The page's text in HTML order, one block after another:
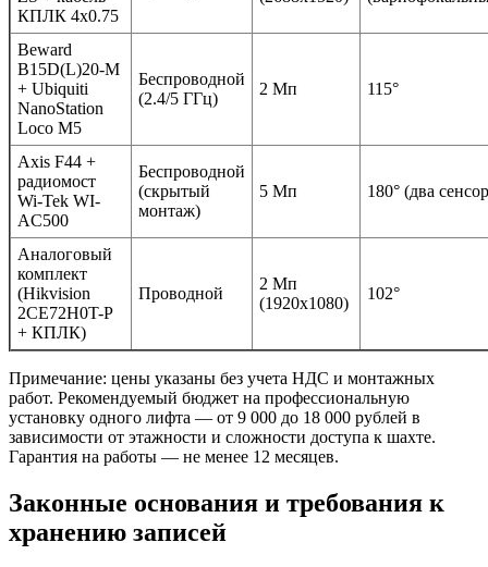
КПЛК 4х0.75
Beward
B15D(L)20-M
+ Ubiquiti
NanoStation
Loco M5
Беспроводной
(2.4/5 ГГц)
2 Мп 115°
Axis F44 +
радиомост
Wi-Tek WI-
AC500
Беспроводной
(скрытый
монтаж)
5 Мп 180° (два
Аналоговый
комплект
(Hikvision
2CE72H0T-P
+ КПЛК)
Проводной
2 Мп
(1920x1080)
102°
Примечание: цены указаны без учета НДС и монтажных
работ. Рекомендуемый бюджет на профессиональную
установку одного лифта — от 9 000 до 18 000 рублей в
зависимости от этажности и сложности доступа к шахте.
Гарантия на работы — не менее 12 месяцев.
Законные основания и требования к
хранению записей